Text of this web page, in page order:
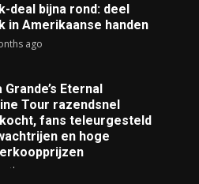
deal bijna rond: deel
in Amerikaanse handen
ago
Eternal
Tour razendsnel
fans teleurgesteld
en hoge
ago